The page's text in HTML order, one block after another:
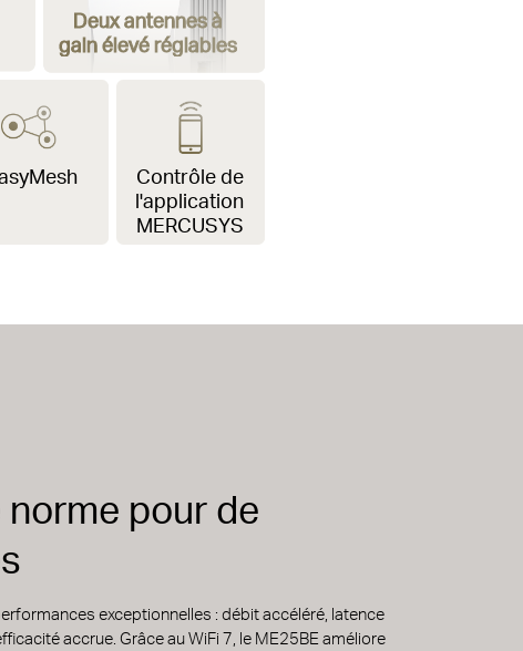
Deux antennes à
gain élevé réglables
Contrôle de
l'application
MERCUSYS
norme pour de
exceptionnelles : débit accéléré, latence
accrue. Grâce au WiFi 7, le ME25BE améliore